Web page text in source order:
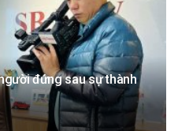
đứng sau sự thành